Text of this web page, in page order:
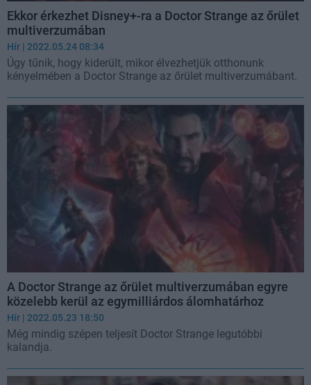
Ekkor érkezhet Disney+-ra a Doctor Strange az őrület
multiverzumában
Hír | 2022.05.24 08:34
Úgy tűnik, hogy kiderült, mikor élvezhetjük otthonunk
kényelmében a Doctor Strange az őrület multiverzumábant.
A Doctor Strange az őrület multiverzumában egyre
közelebb kerül az egymilliárdos álomhatárhoz
Hír | 2022.05.23 18:50
Még mindig szépen teljesít Doctor Strange legutóbbi
kalandja.